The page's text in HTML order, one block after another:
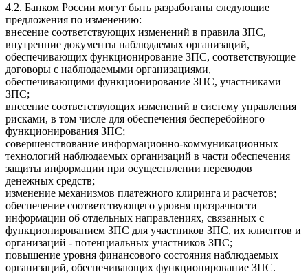
4.2. Банком России могут быть разработаны следующие
предложения по изменению:
внесение соответствующих изменений в правила ЗПС,
внутренние документы наблюдаемых организаций,
обеспечивающих функционирование ЗПС, соответствующие
договоры с наблюдаемыми организациями,
обеспечивающими функционирование ЗПС, участниками
ЗПС;
внесение соответствующих изменений в систему управления
рисками, в том числе для обеспечения бесперебойного
функционирования ЗПС;
совершенствование информационно-коммуникационных
технологий наблюдаемых организаций в части обеспечения
защиты информации при осуществлении переводов
денежных средств;
изменение механизмов платежного клиринга и расчетов;
обеспечение соответствующего уровня прозрачности
информации об отдельных направлениях, связанных с
функционированием ЗПС для участников ЗПС, их клиентов и
организаций - потенциальных участников ЗПС;
повышение уровня финансового состояния наблюдаемых
организаций, обеспечивающих функционирование ЗПС.